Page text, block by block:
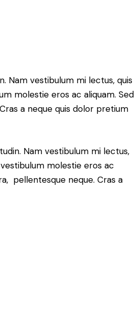
Nam vestibulum mi lectus, quis
molestie eros ac aliquam. Sed
a neque quis dolor pretium
Nam vestibulum mi lectus,
molestie eros ac
pellentesque neque. Cras a